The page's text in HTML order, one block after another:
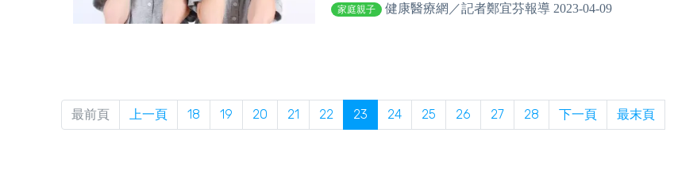
家庭親子 健康醫療網／記者鄭宜芬報導 2023-04-09
最前頁 上一頁 18 19 20 21 22 23 24 25 26 27 28 下一頁 最末頁